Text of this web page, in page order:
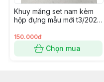
Khuy măng set nam kèm
hộp đựng mẫu mới t3/2024
150.000đ
Chọn mua